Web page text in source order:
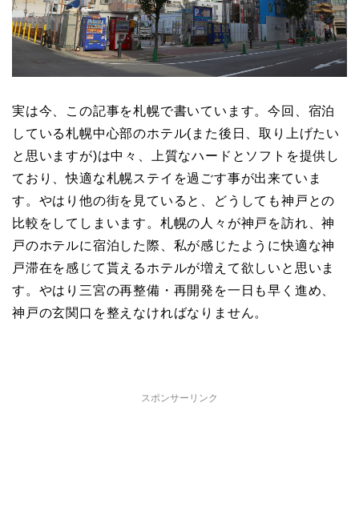
実は今、この記事を札幌で書いています。今回、宿泊
している札幌中心部のホテル(また後日、取り上げたい
と思いますが)は中々、上質なハードとソフトを提供し
ており、快適な札幌ステイを過ごす事が出来ていま
す。やはり他の街を見ていると、どうしても神戸との
比較をしてしまいます。札幌の人々が神戸を訪れ、神
戸のホテルに宿泊した際、私が感じたように快適な神
戸滞在を感じて貰えるホテルが増えて欲しいと思いま
す。やはり三宮の再整備・再開発を一日も早く進め、
神戸の玄関口を整えなければなりません。
スポンサーリンク